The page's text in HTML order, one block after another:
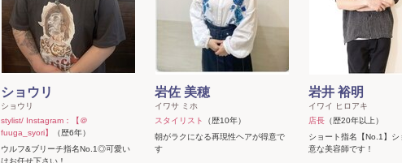
ショウリ
ショウリ
stylist/ Instagram：【＠
fuuga_syori】
（歴6年）
ウルフ&ブリーチ指名No.1◎可愛い
はお任せ下さい！
岩佐 美穂
イワサ ミホ
スタイリスト
（歴10年）
朝がラクになる再現性ヘアが得意で
す
岩井 裕明
イワイ ヒロアキ
店長（歴20年以上）
ショート指名【No.1】シ
意な美容師です！